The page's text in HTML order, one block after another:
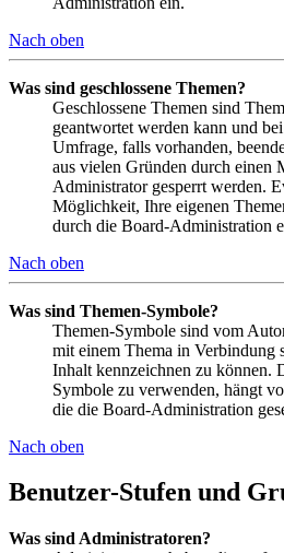
Nach oben
Was sind geschlossene Themen?
Geschlossene Themen sind
geantwortet werden kann und
Umfrage, falls vorhanden,
aus vielen Gründen durch einen
Administrator gesperrt werden.
Möglichkeit, Ihre eigenen
durch die Board-Administration
Nach oben
Was sind Themen-Symbole?
Themen-Symbole sind vom
mit einem Thema in Verbindung
Inhalt kennzeichnen zu können.
Symbole zu verwenden, hängt
die die Board-Administration
Nach oben
Benutzer-Stufen und
Was sind Administratoren?